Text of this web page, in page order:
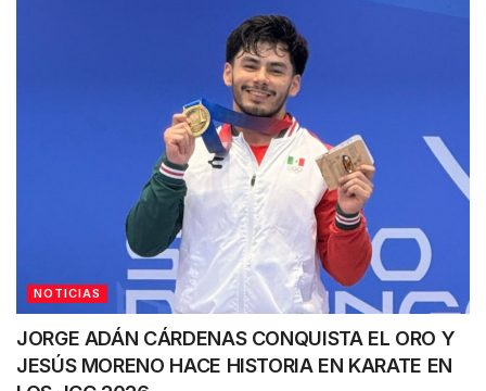
NOTICIAS
JORGE ADÁN CÁRDENAS CONQUISTA EL ORO Y
JESÚS MORENO HACE HISTORIA EN KARATE EN